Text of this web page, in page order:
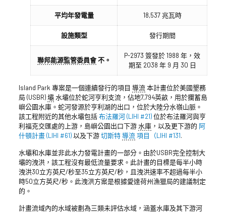
平均年發電量 18,537 兆瓦時
設施類型 發行期間
聯邦能源監管委員會不。
P-2973 簽發於 1988 年，效
期至 2038 年 9 月 30 日
Island Park 專案是一個連續發行的項目 導流本計畫位於美國墾務
局 (USBR)壩水壩位於蛇河亨利支流，佔地7,794英畝，用於攔蓄島
嶼公園水庫。蛇河發源於亨利湖的出口，位於大陸分水嶺山脈。
該工程附近的其他水壩包括布法羅河 (LIHI #21)位於布法羅河與亨
利福克交匯處的上游，島嶼公園出口下游 水庫，以及更下游的 阿
什頓計畫 (LIHI #61)以及下游切斯特導流項目（LIHI #131.
水壩和水庫並非此水力發電計畫的一部分。由於USBR完全控制大
壩的洩洪，該工程沒有最低流量要求。此計畫的目標是每半小時
洩洪30立方英尺/秒至35立方英尺/秒，且洩洪速率不超過每半小
時50立方英尺/秒。此洩洪方案是根據愛達荷州漁獵局的建議制定
的。
計畫流域內的水域被劃為三類未評估水域，涵蓋水庫及其下游河